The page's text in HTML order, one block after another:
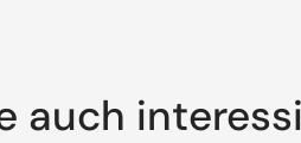
auch